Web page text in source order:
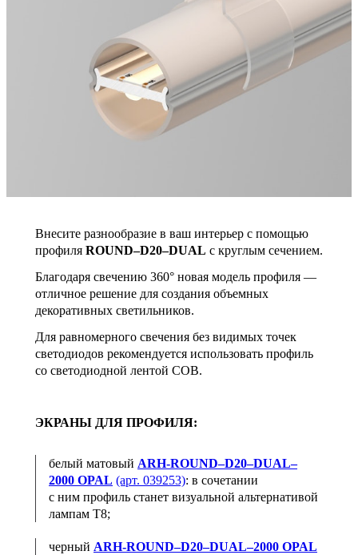
Внесите разнообразие в ваш интерьер с помощью
профиля ROUND–D20–DUAL с круглым сечением.
Благодаря свечению 360° новая модель профиля —
отличное решение для создания объемных
декоративных светильников.
Для равномерного свечения без видимых точек
светодиодов рекомендуется использовать профиль
со светодиодной лентой СОВ.
ЭКРАНЫ ДЛЯ ПРОФИЛЯ:
белый матовый ARH-ROUND–D20–DUAL–
2000 OPAL (арт. 039253): в сочетании
с ним профиль станет визуальной альтернативой
лампам Т8;
черный ARH-ROUND–D20–DUAL–2000 OPAL